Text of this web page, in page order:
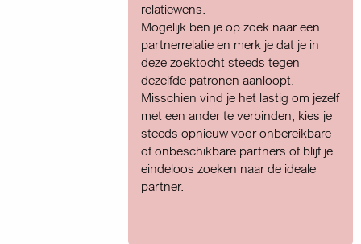
relatiewens.
Mogelijk ben je op zoek naar een
partner­relatie en merk je dat je in
deze zoektocht steeds tegen
dezelfde patronen aanloopt.
Misschien vind je het lastig om jezelf
met een ander te verbinden, kies je
steeds opnieuw voor onbereikbare
of onbeschikbare partners of blijf je
eindeloos zoeken naar de ideale
partner.